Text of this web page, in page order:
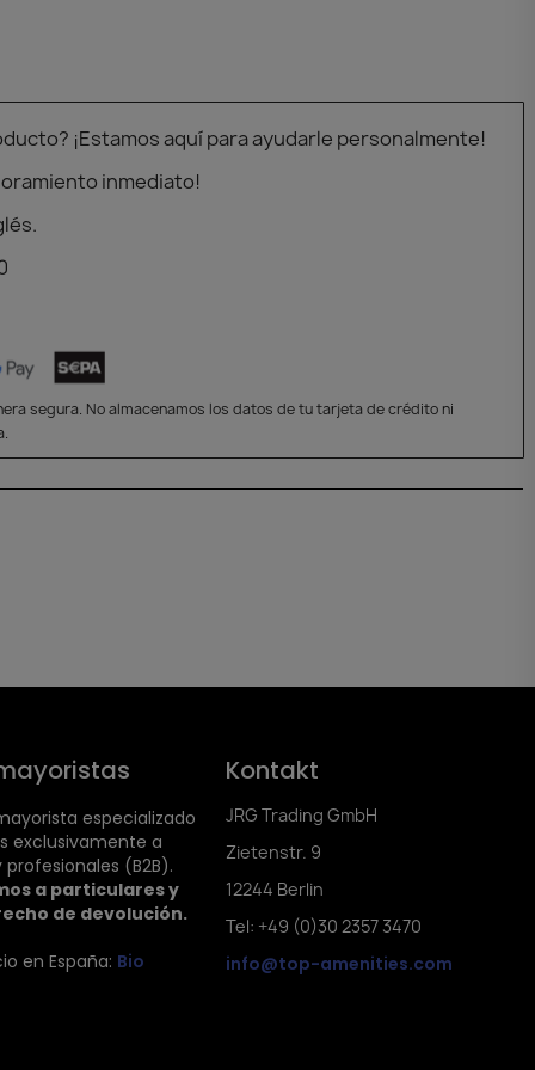
¡Estamos aquí para ayudarle personalmente!
inmediato!
segura. No almacenamos los datos de tu tarjeta de crédito ni
especializado
exclusivamente a
(B2B).
a particulares y
de devolución.
en España: Bio
Kontakt
JRG Trading GmbH
Zietenstr. 9
12244 Berlin
Tel: +49 (0)30 2357 3470
info@top-amenities.com